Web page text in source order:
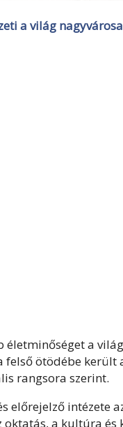
a világ
életminőséget a
ötödébe került
rangsora szerint.
előrejelző intézete
oktatás, a kultúra